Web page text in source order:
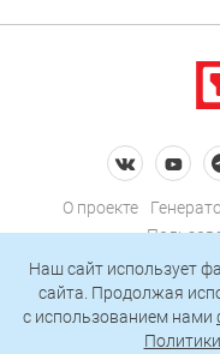
О проекте
Наш сайт использует
сайта. Продолжая
c использованием нами